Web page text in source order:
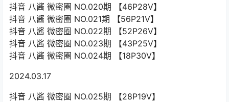
抖音 八酱 微密圈 NO.020期 【46P28V】
抖音 八酱 微密圈 NO.021期 【56P21V】
抖音 八酱 微密圈 NO.022期 【52P26V】
抖音 八酱 微密圈 NO.023期 【43P25V】
抖音 八酱 微密圈 NO.024期 【18P30V】
2024.03.17
抖音 八酱 微密圈 NO.025期 【28P19V】